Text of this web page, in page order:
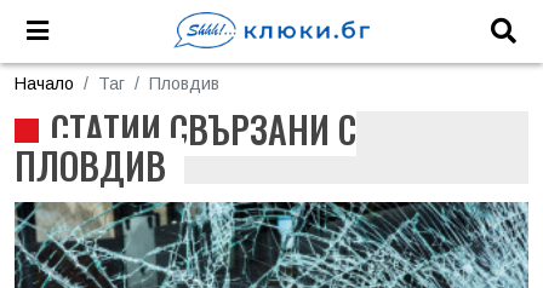
Начало Таг Пловдив
СТАТИИ СВЪРЗАНИ С
ПЛОВДИВ